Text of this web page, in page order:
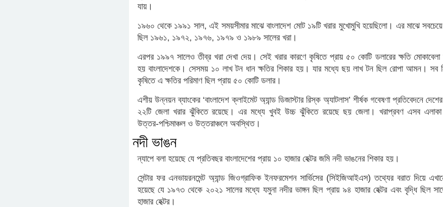
যায়।
১৯৬০ থেকে ১৯৯১ সাল, এই সময়সীমার মাঝে বাংলাদেশ মোট ১৯টি খরার মুখোমুখি হয়েছিলো। এর মাঝে
ছিল ১৯৬১, ১৯৭২, ১৯৭৬, ১৯৭৯ ও ১৯৮৯ সালের খরা।
এরপর ১৯৯৭ সালেও তীব্র খরা দেখা দেয়। সেই খরার কারণে কৃষিতে প্রায় ৫০ কোটি ডলারের ক্ষতি
হয় বাংলাদেশকে। সেসময় ১০ লাখ টন ধান ক্ষতির শিকার হয়। যার মধ্যে ছয় লাখ টন ছিল রোপা আমন। সব
কৃষিতে এ ক্ষতির পরিমাণ ছিল প্রায় ৫০ কোটি ডলার।
এশীয় উন্নয়ন ব্যাংকের ‘বাংলাদেশ ক্লাইমেট অ্যান্ড ডিজাস্টার রিস্ক অ্যাটলাস’ শীর্ষক গবেষণা প্রতিবেদনে
২২টি জেলা খরার ঝুঁকিতে রয়েছে। এর মধ্যে খুবই উচ্চ ঝুঁকিতে রয়েছে ছয় জেলা। খরাপ্রবণ এসব
উত্তর-পশ্চিমাঞ্চল ও উত্তরাঞ্চলে অবস্থিত।
নদী ভাঙন
ন্যাপে বলা হয়েছে যে প্রতিবছর বাংলাদেশের প্রায় ১০ হাজার হেক্টর জমি নদী ভাঙনের শিকার হয়।
সেন্টার ফর এনভায়রনমেন্ট অ্যান্ড জিওগ্রাফিক ইনফরমেশন সার্ভিসের (সিইজিআইএস) তথ্যের বরাত দিয়ে
হয়েছে যে ১৯৭৩ থেকে ২০২১ সালের মধ্যে যমুনা নদীর ভাঙ্গন ছিল প্রায় ৯৪ হাজার হেক্টর এবং বৃদ্ধি ছিল
হাজার হেক্টর।